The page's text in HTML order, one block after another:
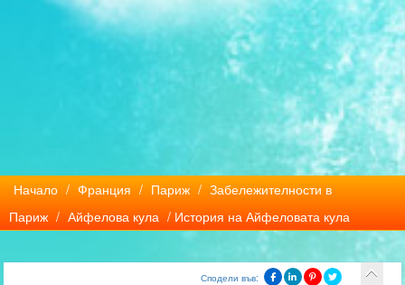
Начало / Франция / Париж / Забележителности в
Париж / Айфелова кула / История на Айфеловата кула
Сподели във: